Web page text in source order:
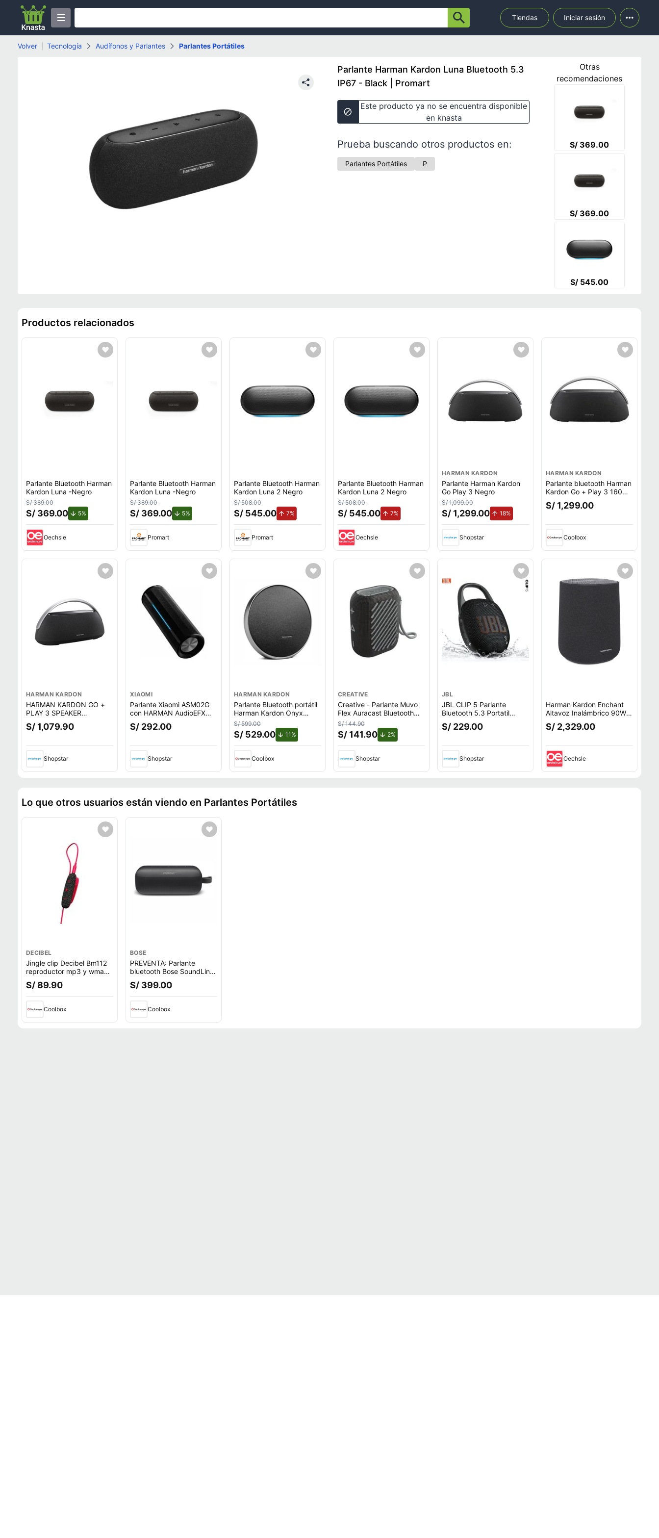
Tiendas Iniciar sesión
Volver Tecnología Audífonos y Parlantes Parlantes Portátiles
Parlante Harman Kardon Luna Bluetooth 5.3
IP67 - Black | Promart
Este producto ya no se encuentra disponible
en knasta
Prueba buscando otros productos en:
Parlantes Portátiles P
Otras
recomendaciones
S/ 369.00
S/ 369.00
S/ 545.00
Productos relacionados
Parlante Bluetooth Harman
Kardon Luna -Negro
S/ 389.00
S/ 369.00 5%
Oechsle
Parlante Bluetooth Harman
Kardon Luna -Negro
S/ 389.00
S/ 369.00 5%
Promart
Parlante Bluetooth Harman
Kardon Luna 2 Negro
S/ 508.00
S/ 545.00 7%
Promart
Parlante Bluetooth Harman
Kardon Luna 2 Negro
S/ 508.00
S/ 545.00 7%
Oechsle
HARMAN KARDON
Parlante Harman Kardon
Go Play 3 Negro
S/ 1,099.00
S/ 1,299.00 18%
Shopstar
HARMAN KARDON
Parlante bluetooth Harman
Kardon Go + Play 3 160W,
hasta 8 horas, negro
S/ 1,299.00
Coolbox
HARMAN KARDON
HARMAN KARDON GO +
PLAY 3 SPEAKER
INALAMBRICO
BLUETOOTH NEGRO
S/ 1,079.90
Shopstar
XIAOMI
Parlante Xiaomi ASM02G
con HARMAN AudioEFX
Bluetooth 5.3
S/ 292.00
Shopstar
HARMAN KARDON
Parlante Bluetooth portátil
Harman Kardon Onyx
Studio 9 50W RMS, hasta
8h, True Wireless, auxiliar
3.5 mm, negro
S/ 599.00
S/ 529.00 11%
Coolbox
CREATIVE
Creative - Parlante Muvo
Flex Auracast Bluetooth
5.3 IP67 - Negro
S/ 144.90
S/ 141.90 2%
Shopstar
JBL
JBL CLIP 5 Parlante
Bluetooth 5.3 Portatil
Acuatico IP67 Extra Bass -
Negro
S/ 229.00
Shopstar
Harman Kardon Enchant
Altavoz Inalámbrico 90W
con Dolby Atmos,
Bluetooth y Wi-Fi 6
S/ 2,329.00
Oechsle
Lo que otros usuarios están viendo en Parlantes Portátiles
DECIBEL
Jingle clip Decibel Bm112
reproductor mp3 y wma
8gb rojo
S/ 89.90
Coolbox
BOSE
PREVENTA: Parlante
bluetooth Bose SoundLink
Flex 1ra Gen, Bluetooth
5.3, hasta 12h, IP67,
batería recargable,
(reempacado)
S/ 399.00
Coolbox